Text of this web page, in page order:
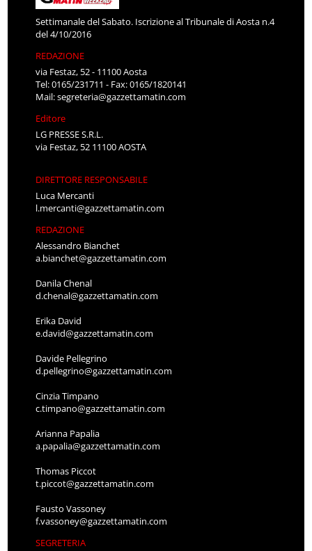
Settimanale del Sabato. Iscrizione al Tribunale di Aosta n.4
del 4/10/2016
REDAZIONE
via Festaz, 52 - 11100 Aosta
Tel: 0165/231711 - Fax: 0165/1820141
Mail:segreteria@gazzettamatin.com
Editore
LG PRESSE S.R.L.
via Festaz, 52 11100 AOSTA
DIRETTORE RESPONSABILE
Luca Mercanti
l.mercanti@gazzettamatin.com
REDAZIONE
Alessandro Bianchet
a.bianchet@gazzettamatin.com
Danila Chenal
d.chenal@gazzettamatin.com
Erika David
e.david@gazzettamatin.com
Davide Pellegrino
d.pellegrino@gazzettamatin.com
Cinzia Timpano
c.timpano@gazzettamatin.com
Arianna Papalia
a.papalia@gazzettamatin.com
Thomas Piccot
t.piccot@gazzettamatin.com
Fausto Vassoney
f.vassoney@gazzettamatin.com
SEGRETERIA